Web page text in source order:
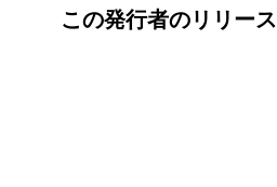
この発行者のリリース